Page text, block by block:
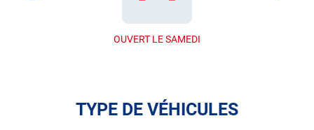
OUVERT LE SAMEDI
TYPE DE VÉHICULES